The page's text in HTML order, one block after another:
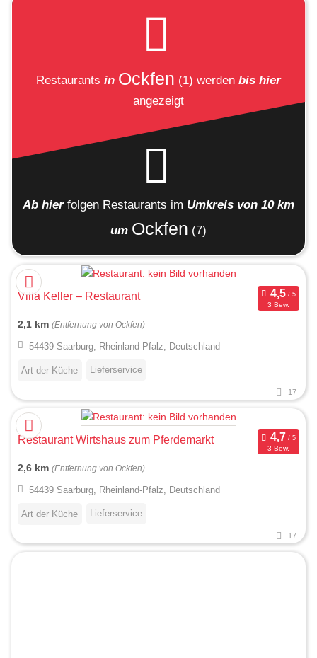
Restaurants in Ockfen (1) werden bis hier
angezeigt
Ab hier folgen Restaurants im Umkreis von 10 km
um Ockfen (7)
Villa Keller – Restaurant
3 Bew.
2,1 km (Entfernung von Ockfen)
54439 Saarburg, Rheinland-Pfalz, Deutschland
Art der Küche Lieferservice
17
Restaurant Wirtshaus zum Pferdemarkt
3 Bew.
2,6 km (Entfernung von Ockfen)
54439 Saarburg, Rheinland-Pfalz, Deutschland
Art der Küche Lieferservice
17